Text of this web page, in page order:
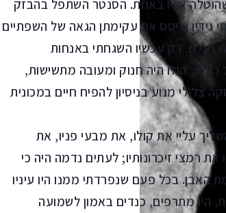
אליו באחת. הסנטר השתפל בהבזק
גידיו וביסס את עקימתן הגאה של השפתיים
נעלם. רק עכשיו השגחתי באנחות
קולו היה חנוק ומעובה מתשישות,
צלילי מנוע בניסיון להפיח חיים במכונית
עליי את קולו, את מבעי פניו, את
רמצי זיכרונותיו; לעתים נדמה היה כי
בכל פעם שנפרדתי ממנו היו עיניו
היו מתרפים, כנדים באמון לשמועה